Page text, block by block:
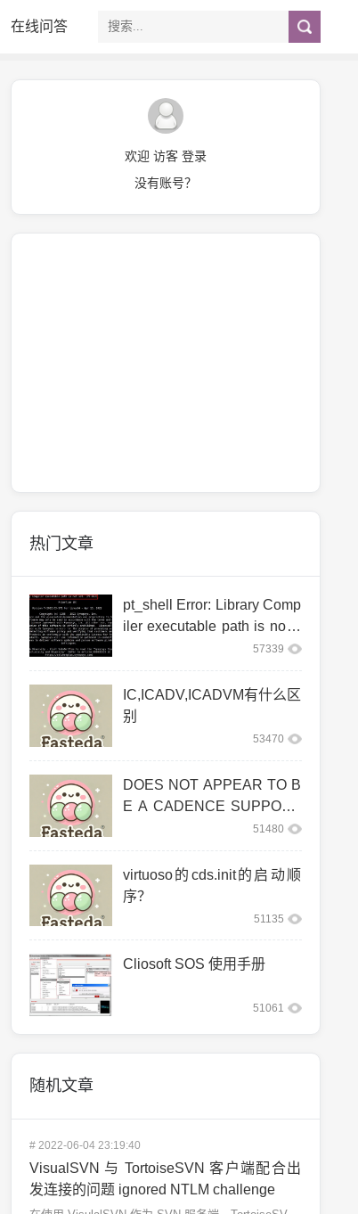
在线问答
欢迎 访客 登录
没有账号？
热门文章
pt_shell Error: Library Comp
iler executable path is not s
57339
IC,ICADV,ICADVM有什么区
别
53470
DOES NOT APPEAR TO B
E A CADENCE SUPPORT
51480
virtuoso的cds.init的启动顺
序？
51135
Cliosoft SOS 使用手册
51061
随机文章
# 2022-06-04 23:19:40
VisualSVN 与 TortoiseSVN 客户端配合出
发连接的问题 ignored NTLM challenge